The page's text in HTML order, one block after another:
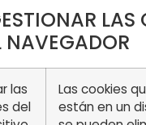
LAS
NAVEGADOR
las
del
Las cookies
están en un